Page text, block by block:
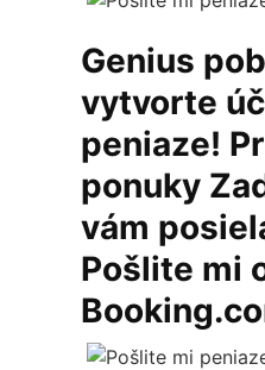
Genius
vytvorte
peniaze!
ponuky
vám
Pošlite mi